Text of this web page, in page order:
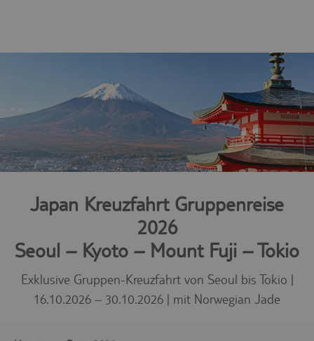
Japan Kreuzfahrt Gruppenreise
2026
Seoul – Kyoto – Mount Fuji – Tokio
Exklusive Gruppen-Kreuzfahrt von Seoul bis Tokio |
16.10.2026 – 30.10.2026 | mit Norwegian Jade